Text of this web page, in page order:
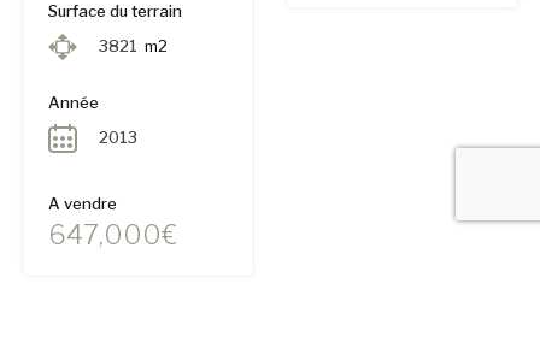
Surface du terrain
3821 m2
Année
2013
A vendre
647,000€